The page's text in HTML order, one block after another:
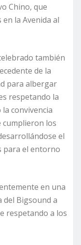
Chino, que
la Avenida al
también
de la
para albergar
respetando la
convivencia
cumplieron los
el
para el entorno
en una
del Bigsound a
respetando a los